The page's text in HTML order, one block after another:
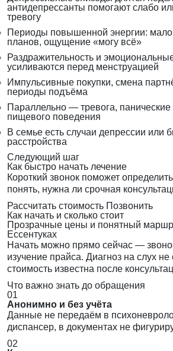
антидепрессанты помогают слабо
тревогу
Периоды повышенной энергии: мало
планов, ощущение «могу всё»
Раздражительность и
усиливаются перед менструацией
Импульсивные покупки, смена
периоды подъёма
Параллельно — тревога,
пищевого поведения
В семье есть случаи депрессии или
расстройства
Следующий шаг
Как быстро начать лечение
Короткий звонок поможет
понять, нужна ли срочная
Рассчитать стоимость Позвонить
Как начать и сколько стоит
Прозрачные цены и понятный
Ессентуках
Начать можно прямо сейчас —
изучение прайса. Диагноз на слух не
стоимость известна после
Что важно знать до обращения
01
Анонимно и без учёта
Данные не передаём в
диспансер, в документах не
02